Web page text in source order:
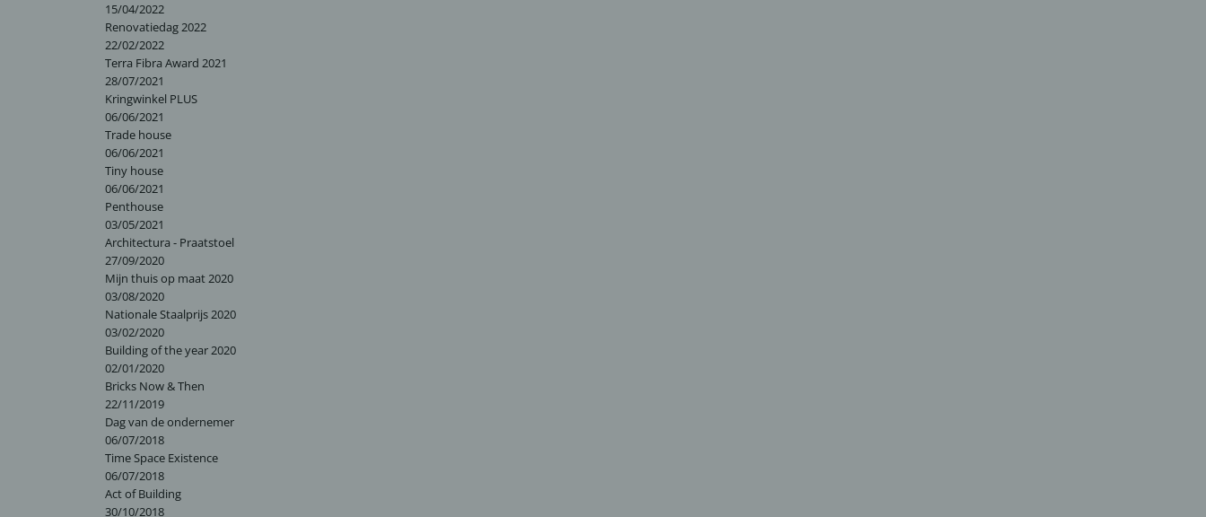
15/04/2022
Renovatiedag 2022
22/02/2022
Terra Fibra Award 2021
28/07/2021
Kringwinkel PLUS
06/06/2021
Trade house
06/06/2021
Tiny house
06/06/2021
Penthouse
03/05/2021
Architectura - Praatstoel
27/09/2020
Mijn thuis op maat 2020
03/08/2020
Nationale Staalprijs 2020
03/02/2020
Building of the year 2020
02/01/2020
Bricks Now & Then
22/11/2019
Dag van de ondernemer
06/07/2018
Time Space Existence
06/07/2018
Act of Building
30/10/2018